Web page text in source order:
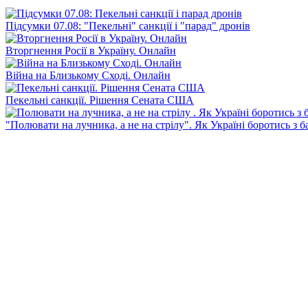
Підсумки 07.08: "Пекельні" санкції і "парад" дронів
Вторгнення Росії в Україну. Онлайн
Війна на Близькому Сході. Онлайн
Пекельні санкції. Рішення Сената США
"Полювати на лучника, а не на стрілу". Як Україні боротись з